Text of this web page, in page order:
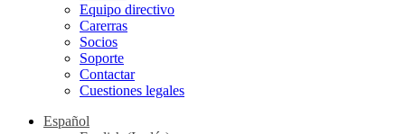
Equipo directivo
Carerras
Socios
Soporte
Contactar
Cuestiones legales
Español